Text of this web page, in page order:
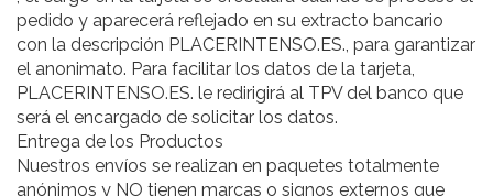
pedido y aparecerá reflejado en su extracto bancario
con la descripción PLACERINTENSO.ES., para garantizar
el anonimato. Para facilitar los datos de la tarjeta,
PLACERINTENSO.ES. le redirigirá al TPV del banco que
será el encargado de solicitar los datos.
Entrega de los Productos
Nuestros envíos se realizan en paquetes totalmente
anónimos y NO tienen marcas o signos externos que